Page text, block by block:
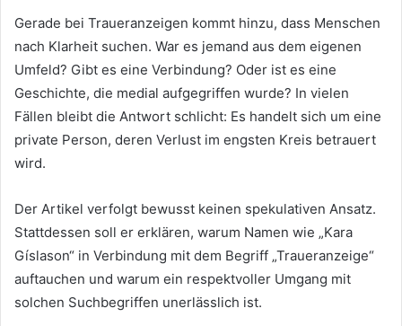
Gerade bei Traueranzeigen kommt hinzu, dass Menschen
nach Klarheit suchen. War es jemand aus dem eigenen
Umfeld? Gibt es eine Verbindung? Oder ist es eine
Geschichte, die medial aufgegriffen wurde? In vielen
Fällen bleibt die Antwort schlicht: Es handelt sich um eine
private Person, deren Verlust im engsten Kreis betrauert
wird.
Der Artikel verfolgt bewusst keinen spekulativen Ansatz.
Stattdessen soll er erklären, warum Namen wie „Kara
Gíslason“ in Verbindung mit dem Begriff „Traueranzeige“
auftauchen und warum ein respektvoller Umgang mit
solchen Suchbegriffen unerlässlich ist.